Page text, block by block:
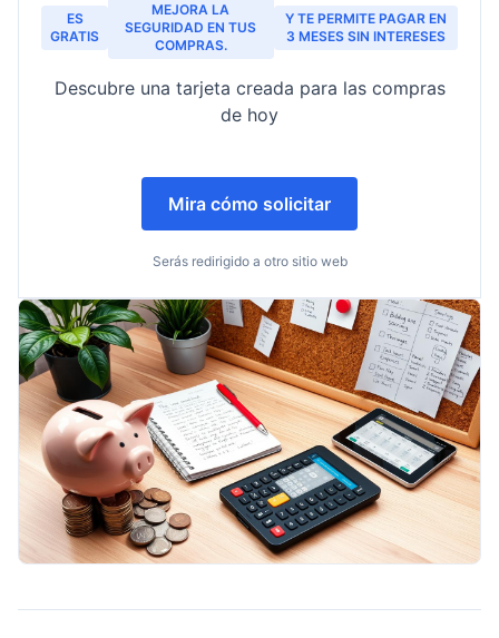
ES
GRATIS
MEJORA LA
SEGURIDAD EN TUS
COMPRAS.
Y TE PERMITE PAGAR EN
3 MESES SIN INTERESES
Descubre una tarjeta creada para las compras
de hoy
Mira cómo solicitar
Serás redirigido a otro sitio web